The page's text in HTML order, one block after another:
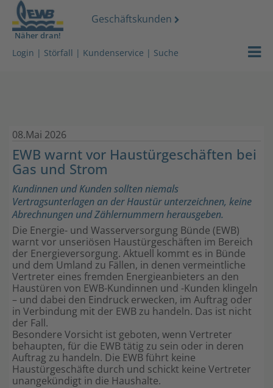
Näher dran!
Geschäftskunden
Login | Störfall | Kundenservice | Suche
08.Mai 2026
EWB warnt vor Haustürgeschäften bei
Gas und Strom
Kundinnen und Kunden sollten niemals
Vertragsunterlagen an der Haustür unterzeichnen, keine
Abrechnungen und Zählernummern herausgeben.
Die Energie- und Wasserversorgung Bünde (EWB)
warnt vor unseriösen Haustürgeschäften im Bereich
der Energieversorgung. Aktuell kommt es in Bünde
und dem Umland zu Fällen, in denen vermeintliche
Vertreter eines fremden Energieanbieters an den
Haustüren von EWB-Kundinnen und -Kunden klingeln
– und dabei den Eindruck erwecken, im Auftrag oder
in Verbindung mit der EWB zu handeln. Das ist nicht
der Fall.
Besondere Vorsicht ist geboten, wenn Vertreter
behaupten, für die EWB tätig zu sein oder in deren
Auftrag zu handeln. Die EWB führt keine
Haustürgeschäfte durch und schickt keine Vertreter
unangekündigt in die Haushalte.
Strom
Services
Über uns
Shop